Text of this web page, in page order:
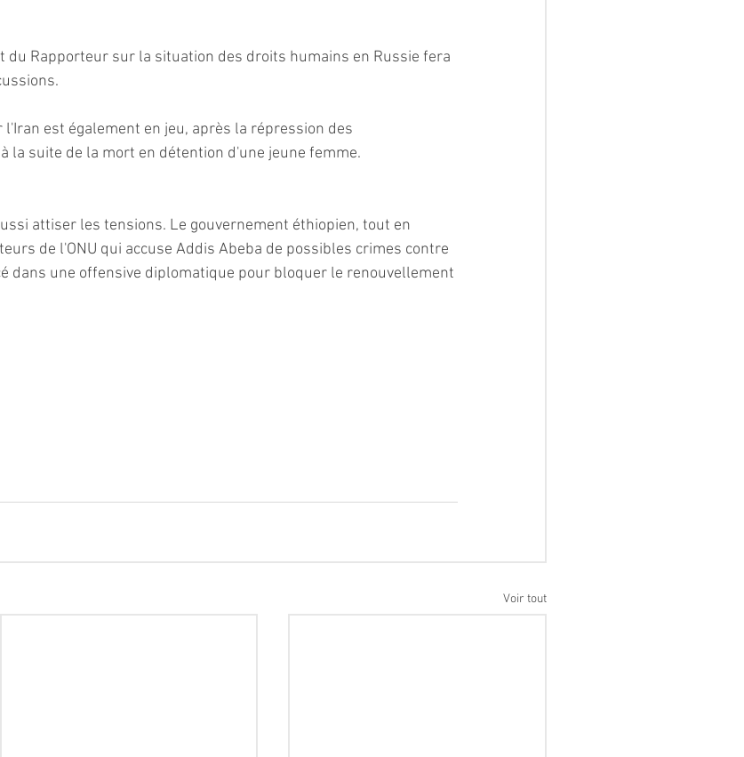
du Rapporteur sur la situation des droits humains en Russie fera
est également en jeu, après la répression des
la suite de la mort en détention d'une jeune femme.
attiser les tensions. Le gouvernement éthiopien, tout en
de l'ONU qui accuse Addis Abeba de possibles crimes contre
dans une offensive diplomatique pour bloquer le renouvellement
Voir tout